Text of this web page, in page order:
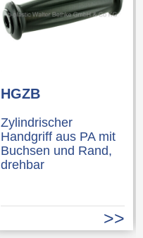
HGZB
Zylindrischer
Handgriff aus PA mit
Buchsen und Rand,
drehbar